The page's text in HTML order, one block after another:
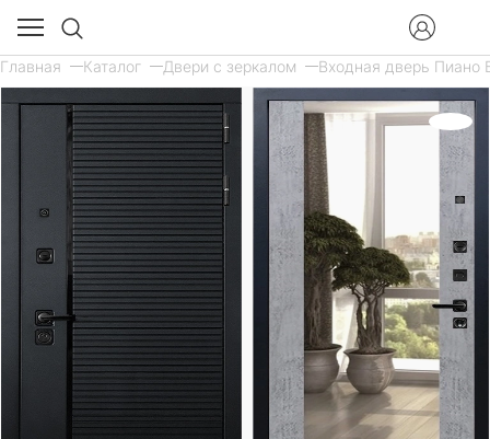
Главная Каталог Двери с зеркалом Входная дверь Пиано